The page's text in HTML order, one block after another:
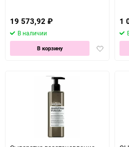
19 573,92 ₽
В наличии
Добавить
В корзину
1